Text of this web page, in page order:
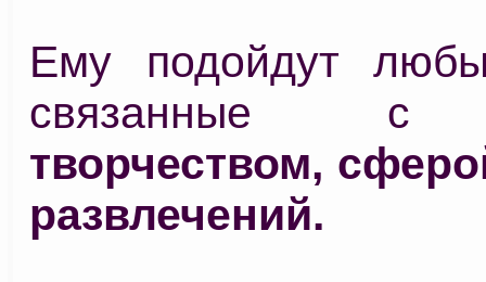
Ему подойдут
связанные
творчеством,
развлечений.